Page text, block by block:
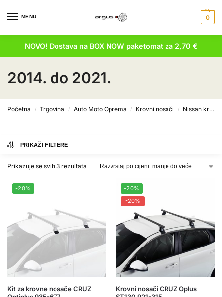
MENU 0
NOVO! Dostava na BOX NOWpaketomat za 2,70 €
2014. do 2021.
Početna / Trgovina / Auto Moto Oprema / Krovni nosači / Nissan krovni nosači
PRIKAŽI FILTERE
Prikazuje se svih 3 rezultata
-20%
Kit za krovne nosače CRUZ
-20%
-20%
Krovni nosači CRUZ Oplus